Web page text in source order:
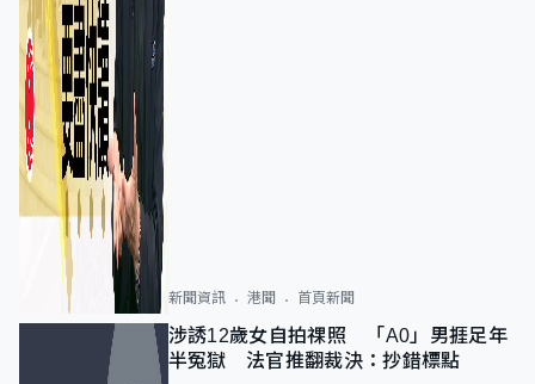
新聞資訊 港聞 首頁新聞
涉誘12歲女自拍祼照 「A0」男捱足年
半冤獄 法官推翻裁決：抄錯標點